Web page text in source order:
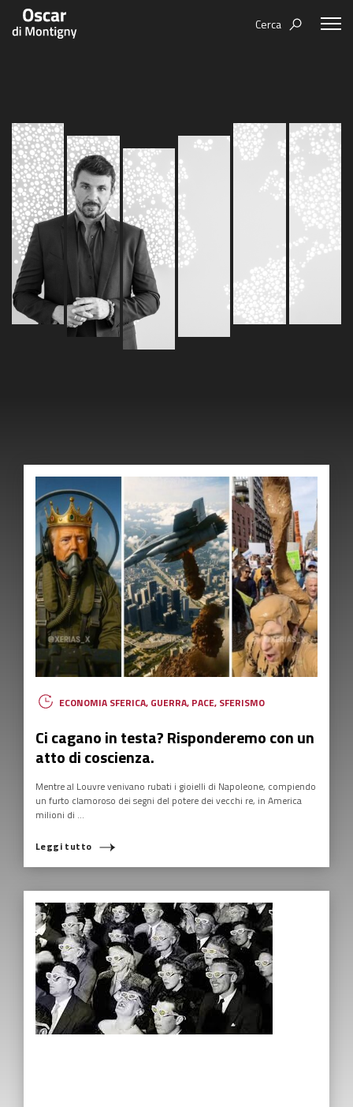
Cerca
Centodieci
Nuovi Eroi
Be Your Essence
Futurability
Books
Events
Video
IT EN ES
ECONOMIA SFERICA, GUERRA, PACE, SFERISMO
Ci cagano in testa? Risponderemo con un
atto di coscienza.
Mentre al Louvre venivano rubati i gioielli di Napoleone, compiendo
un furto clamoroso dei segni del potere dei vecchi re, in America
milioni di ...
Leggi tutto